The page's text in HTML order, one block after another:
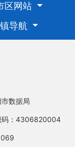
区网站
导航
数据局
码：4306820004